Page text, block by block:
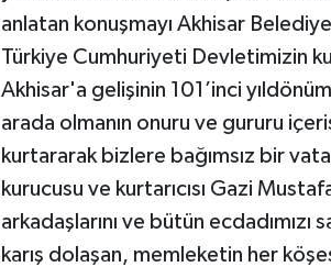
anlatan konuşmayı Akhisar
Türkiye Cumhuriyeti Devletimizin
Akhisar'a gelişinin 101’inci
arada olmanın onuru ve gururu
kurtararak bizlere bağımsız bir
kurucusu ve kurtarıcısı Gazi
arkadaşlarını ve bütün
karış dolaşan, memleketin her